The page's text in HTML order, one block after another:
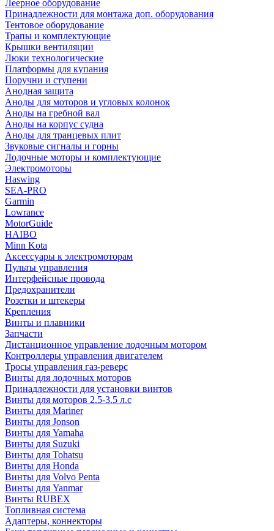
Леерное оборудование
Принадлежности для монтажа доп. оборудования
Тентовое оборудование
Трапы и комплектующие
Крышки вентиляции
Люки технологические
Платформы для купания
Поручни и ступени
Анодная защита
Аноды для моторов и угловых колонок
Аноды на гребной вал
Аноды на корпус судна
Аноды для транцевых плит
Звуковые сигналы и горны
Лодочные моторы и комплектующие
Электромоторы
Haswing
SEA-PRO
Garmin
Lowrance
MotorGuide
HAIBO
Minn Kota
Аксессуары к электромоторам
Пульты управления
Интерфейсные провода
Предохранители
Розетки и штекеры
Крепления
Винты и плавники
Запчасти
Дистанционное управление лодочным мотором
Контроллеры управления двигателем
Тросы управления газ-реверс
Винты для лодочных моторов
Принадлежности для установки винтов
Винты для моторов 2.5-3.5 л.с
Винты для Mariner
Винты для Jonson
Винты для Yamaha
Винты для Suzuki
Винты для Tohatsu
Винты для Honda
Винты для Volvo Penta
Винты для Yanmar
Винты RUBEX
Топливная система
Адаптеры, коннекторы